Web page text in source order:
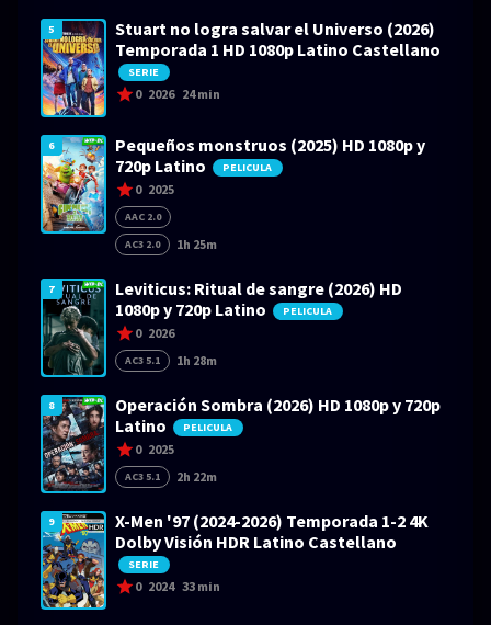
5
Stuart no logra salvar el Universo (2026)
Temporada 1 HD 1080p Latino Castellano
SERIE
0 2026 24 min
6
Pequeños monstruos (2025) HD 1080p y
720p Latino
PELICULA
0 2025
AAC 2.0
AC3 2.0
1h 25m
7
Leviticus: Ritual de sangre (2026) HD
1080p y 720p Latino
PELICULA
0 2026
AC3 5.1 1h 28m
8
Operación Sombra (2026) HD 1080p y 720p
Latino
PELICULA
0 2025
AC3 5.1 2h 22m
9
X-Men '97 (2024-2026) Temporada 1-2 4K
Dolby Visión HDR Latino Castellano
SERIE
0 2024 33 min